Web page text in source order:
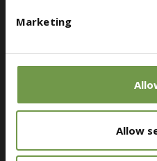
Marketing
Allow